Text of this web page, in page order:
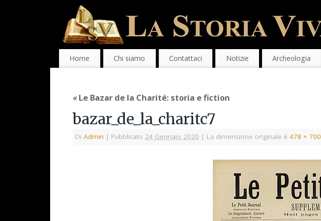
Home Chi siamo Contattaci Notizie Archeologia
«Le Bazar de la Charité: storia e fiction
bazar_de_la_charitc7
Di Admin | Pubblicato 24 Gennaio 2020 | La dimensione originale è 478 × 700